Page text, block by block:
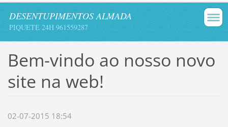
DESENTUPIMENTOS ALMADA
PIQUETE 24H 961559287
Bem-vindo ao nosso novo
site na web!
02-07-2015 18:54